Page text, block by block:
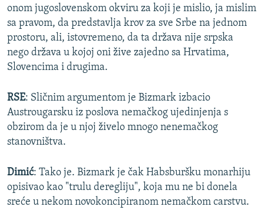
onom jugoslovenskom okviru za koji je mislio, ja mislim
sa pravom, da predstavlja krov za sve Srbe na jednom
prostoru, ali, istovremeno, da ta država nije srpska
nego država u kojoj oni žive zajedno sa Hrvatima,
Slovencima i drugima.
RSE: Sličnim argumentom je Bizmark izbacio
Austrougarsku iz poslova nemačkog ujedinjenja s
obzirom da je u njoj živelo mnogo nenemačkog
stanovništva.
Dimić: Tako je. Bizmark je čak Habsburšku monarhiju
opisivao kao "trulu deregliju", koja mu ne bi donela
sreće u nekom novokoncipiranom nemačkom carstvu.